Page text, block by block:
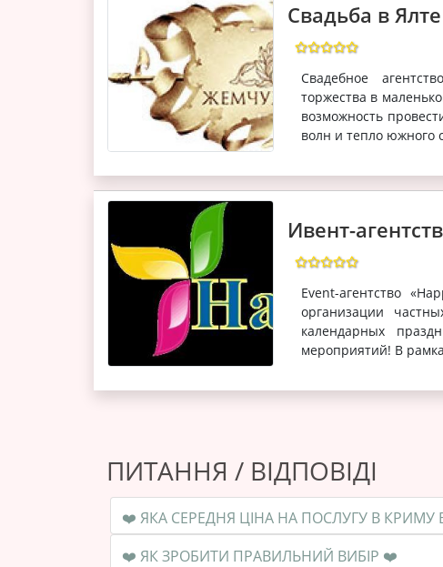
Свадьба в
Свадебное
торжества в
возможность
волн и тепло южного
Ивент-
Event-агентство
организации
календарных
мероприятий! В
ПИТАННЯ / ВІДПОВІДІ
❤️ ЯК ЗРОБИТИ ПРАВИЛЬНИЙ ВИБІР ❤️